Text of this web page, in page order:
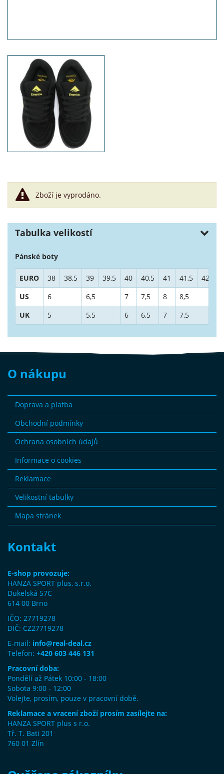
Zboží je vyprodáno.
Tabulka velikostí
Pánské boty
EURO 38 38,5 39 39,5 40 40,5 41 41,5 42
US
6 6,5 7 7,5 8 8,5
UK
5 5,5 6 6,5 7 7,5
O nákupu
Doprava a platba
Obchodní podmínky
Ochrana osobních údajů
Informace o cookies
Reklamace
Velikostní tabulky
Mapa stránek
Kontakt
E-shop provozuje:
HANZA SPORT plus, s.r.o.
Dukelská 57C
614 00 Brno
IČO: 27719278
DIČ: CZ27719278
E-mail: info@real-deal.cz
Telefon: +420 603 446 131
Pracovní doba:
Pondělí až Pátek 10:00 - 18:00
Sobota 9:00 - 12:00
Volejte, prosím, pouze v pracovní době.
Reklamace a vracení zboží prosím zasílejte na:
HANZA SPORT plus s r.o.
Tř. T. Bati 201
760 01 Zlín